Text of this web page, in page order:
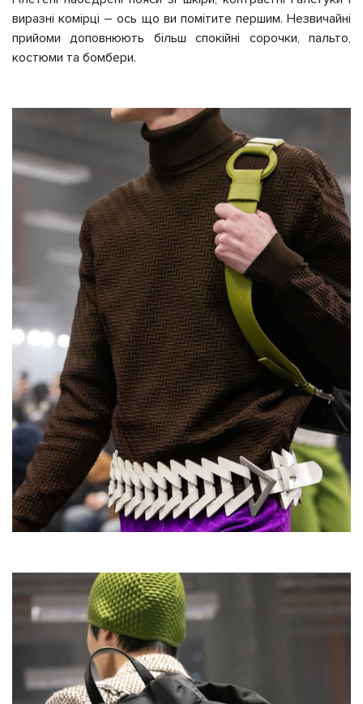
виразні комірці – ось що ви помітите першим. Незвичайні
прийоми доповнюють більш спокійні сорочки, пальто,
костюми та бомбери.